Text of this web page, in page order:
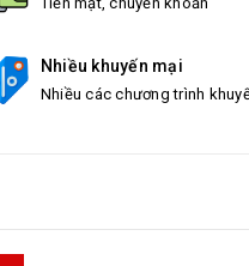
Nhiều khuyến mại
Nhiều các chương trình